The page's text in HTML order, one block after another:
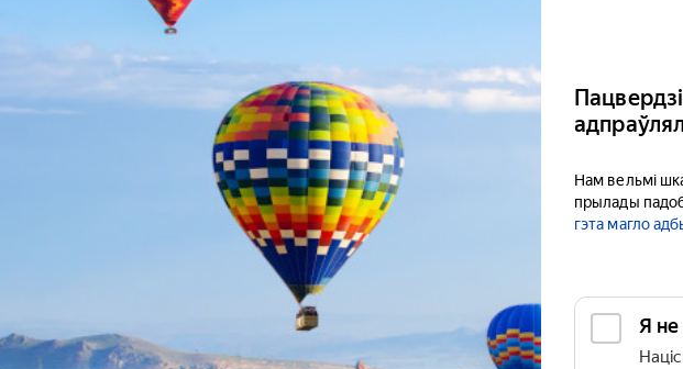
Нам вельмі
прылады
гэта магло
Я не